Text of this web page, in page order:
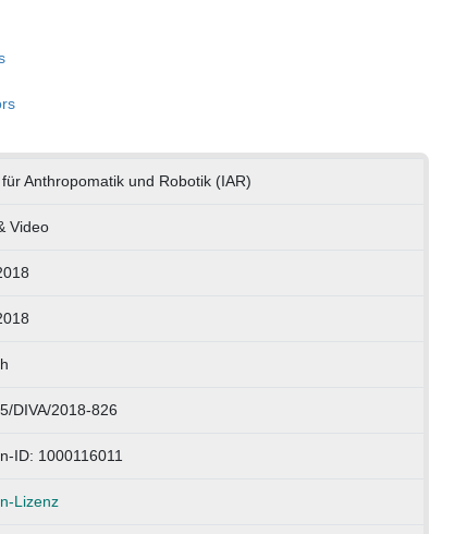
Anthropomatik und Robotik (IAR)
Video
DIVA/2018-826
ID: 1000116011
Lizenz